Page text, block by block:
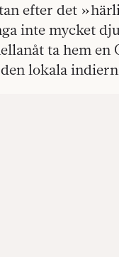
efter det
inte mycket
ta hem en
lokala